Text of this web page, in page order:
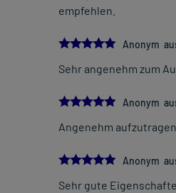
empfehlen.
5.0
Anonym
Sehr angenehm zum
5.0
Anonym
Angenehm
5.0
Anonym
Sehr gute